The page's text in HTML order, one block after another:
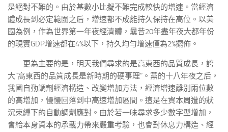
是絕對不難的。由於基數小比擬不難完成較快的增速。當經濟
體成長到必定範圍之后，增速都不成能持久保持在高位。以美
國為例，作為世界第一年夜經濟體，曩昔20年盡年夜大都年份
的現實GDP增速都在4%以下，持久均勻增速僅為2%擺佈。
更為主要的是，明天我們尋求的是高東西的品質成長，誇
大“高東西的品質成長是新時期的硬事理”。黨的十八年夜之后，
我國自動調劑經濟構造、改變增加方法，經濟增速離別兩位數
的高增加，慢慢回落到中高速增加區間。這是在資本周遭的狀
況束縛下的自動調劑應對。由於若一味尋求多少數字型增加，
會給本身資本的承載力帶來嚴重考驗，也會對休息力構造、經